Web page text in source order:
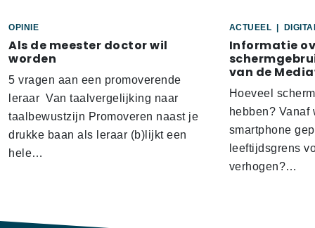
OPINIE
Als de meester doctor wil
worden
5 vragen aan een promoverende
leraar Van taalvergelijking naar
taalbewustzijn Promoveren naast je
drukke baan als leraar (b)lijkt een
hele…
ACTUEEL
Informatie
van de
Hoeveel
hebben?
smartphone
leeftijdsgrens
verhogen?…